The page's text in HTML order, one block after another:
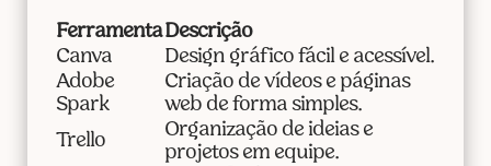
FerramentaDescrição
Canva
Design gráfico fácil e acessível.
Adobe
Spark
Criação de vídeos e páginas
web de forma simples.
Trello
Organização de ideias e
projetos em equipe.